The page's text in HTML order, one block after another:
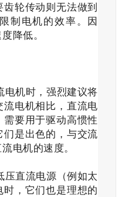
轮传动则无法做到
制电机的效率。因
降低。
电机时，强烈建议将
电机相比，直流电
要用于驱动高惯性
是出色的，与交流
电机的速度。
压直流电源（例如太
，它们也是理想的